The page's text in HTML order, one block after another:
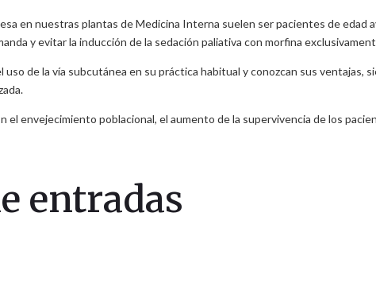
en nuestras plantas de Medicina Interna suelen ser pacientes de edad
y evitar la inducción de la sedación paliativa con morfina
de la vía subcutánea en su práctica habitual y conozcan sus ventajas,
envejecimiento poblacional, el aumento de la supervivencia de los
entradas